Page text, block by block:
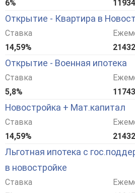
6%
Открытие - Квартира в
Ставка
14,59%
Открытие - Военная ипотека
Ставка
5,8%
Новостройка + Мат.капитал
Ставка
14,59%
Льготная ипотека с
в новостройке
Ставка